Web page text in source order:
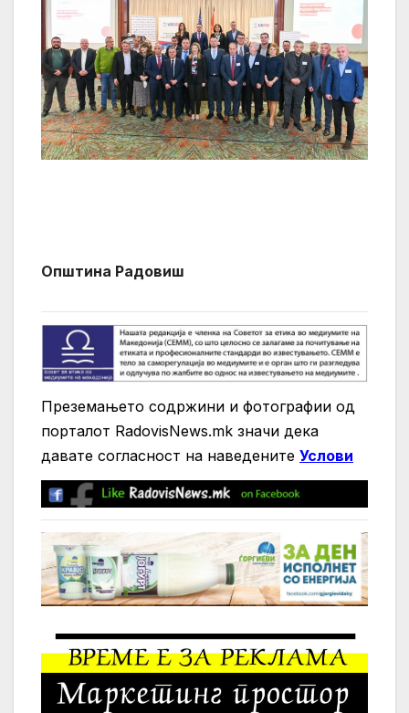
Општина Радовиш
Преземањето содржини и фотографии од
порталот RadovisNews.mk значи дека
давате согласност на нaведените Услови